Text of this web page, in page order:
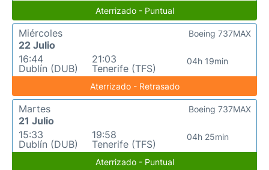
Aterrizado - Puntual
Miércoles
22 Julio
16:44
Dublín (DUB)
21:03
Tenerife (TFS)
04h 19min
Boeing 737MAX
Aterrizado - Retrasado
Martes
21 Julio
15:33
Dublín (DUB)
19:58
Tenerife (TFS)
04h 25min
Boeing 737MAX
Aterrizado - Puntual